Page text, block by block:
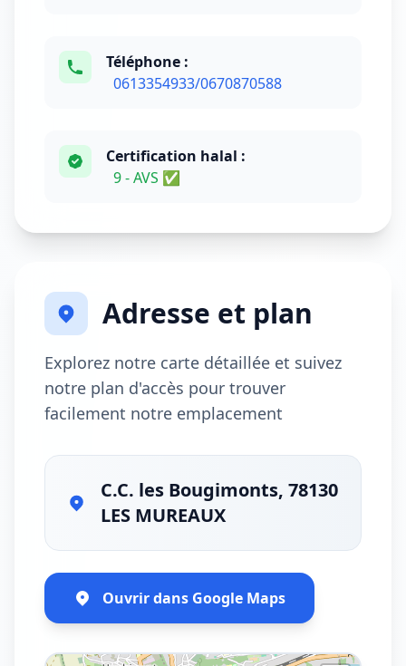
Téléphone :
0613354933/0670870588
Certification halal :
9 - AVS ✅
Adresse et plan
Explorez notre carte détaillée et suivez
notre plan d'accès pour trouver
facilement notre emplacement
C.C. les Bougimonts, 78130
LES MUREAUX
Ouvrir dans Google Maps